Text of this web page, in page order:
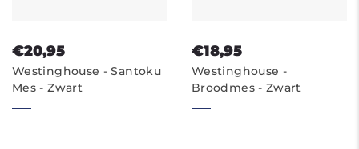
€20,95
Westinghouse - Santoku
Mes - Zwart
€18,95
Westinghouse -
Broodmes - Zwart